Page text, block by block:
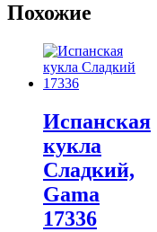
Похожие
Испанская
кукла
Cладкий,
Gama
17336